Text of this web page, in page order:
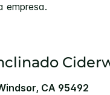
empresa.
CA 95492